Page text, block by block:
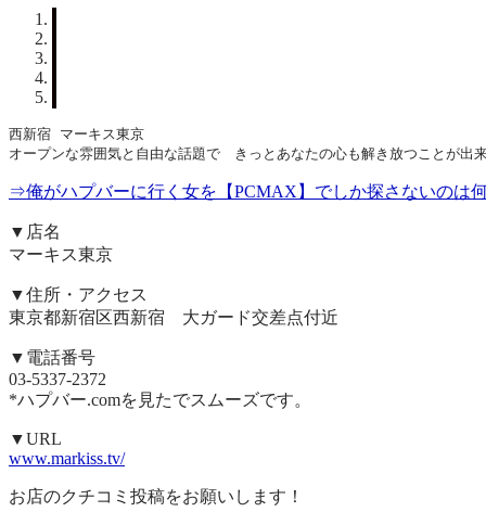
西新宿 マーキス東京
⇒俺がハプバーに行く女を【PCMAX】でしか探さないのは
▼店名
マーキス東京
▼住所・アクセス
東京都新宿区西新宿 大ガード交差点付近
▼電話番号
03-5337-2372
*ハプバー.comを見たでスムーズです。
▼URL
www.markiss.tv/
お店のクチコミ投稿をお願いします！